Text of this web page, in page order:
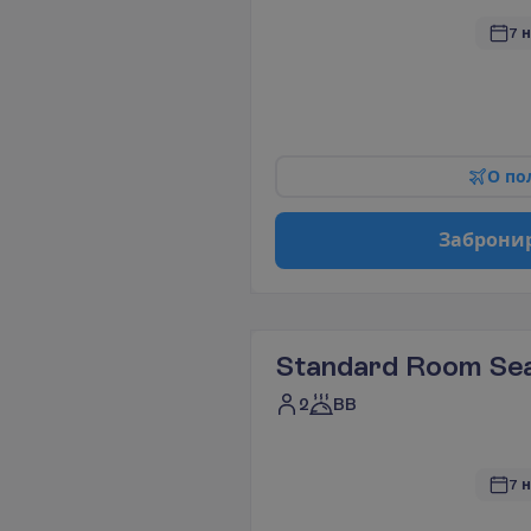
7
О по
Заброни
Standard Room
2 BB
7